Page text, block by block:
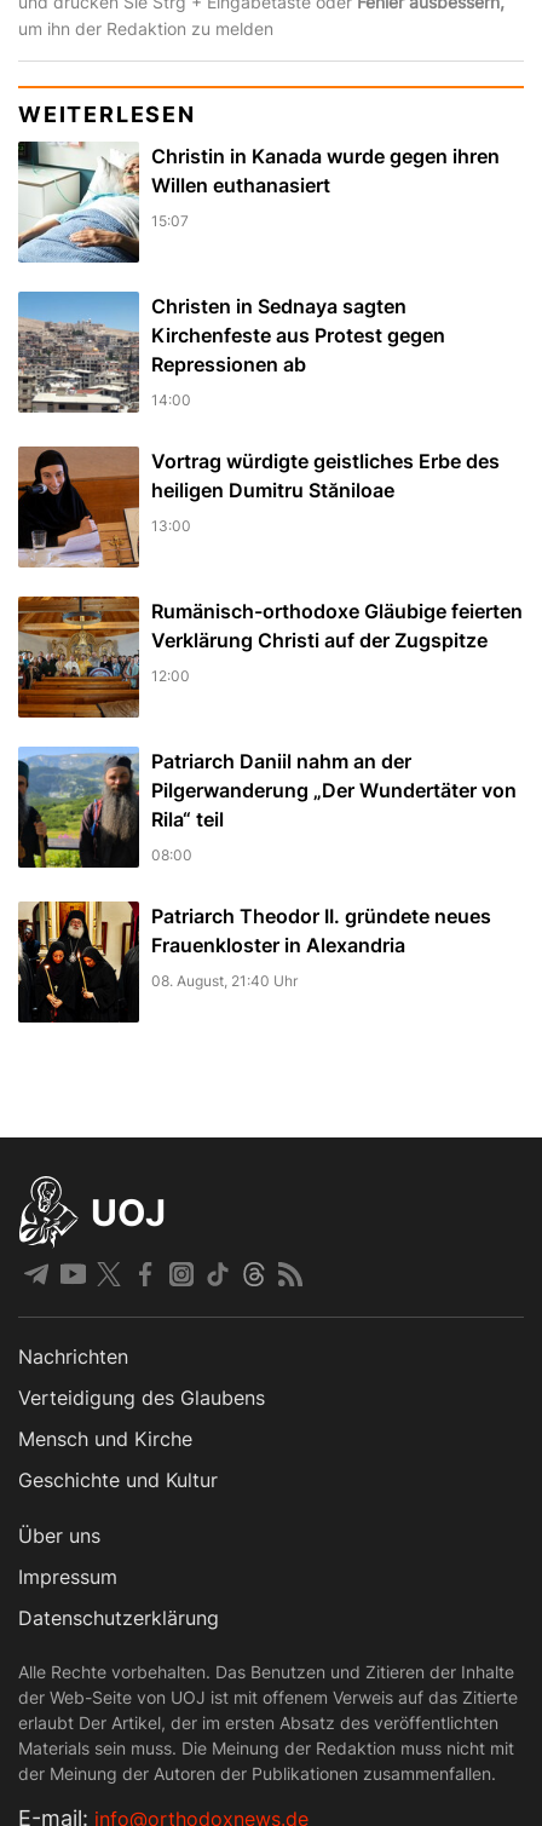
um ihn der Redaktion zu melden
WEITERLESEN
Christin in Kanada wurde gegen ihren
Willen euthanasiert
15:07
Christen in Sednaya sagten
Kirchenfeste aus Protest gegen
Repressionen ab
14:00
Vortrag würdigte geistliches Erbe des
heiligen Dumitru Stăniloae
13:00
Rumänisch-orthodoxe Gläubige feierten
Verklärung Christi auf der Zugspitze
12:00
Patriarch Daniil nahm an der
Pilgerwanderung „Der Wundertäter von
Rila“ teil
08:00
Patriarch Theodor II. gründete neues
Frauenkloster in Alexandria
08. August, 21:40 Uhr
UOJ
Nachrichten
Verteidigung des Glaubens
Mensch und Kirche
Geschichte und Kultur
Über uns
Impressum
Datenschutzerklärung
Alle Rechte vorbehalten. Das Benutzen und Zitieren der Inhalte
der Web-Seite von UOJ ist mit offenem Verweis auf das Zitierte
erlaubt Der Artikel, der im ersten Absatz des veröffentlichten
Materials sein muss. Die Meinung der Redaktion muss nicht mit
der Meinung der Autoren der Publikationen zusammenfallen.
Е-mail: info@orthodoxnews.de